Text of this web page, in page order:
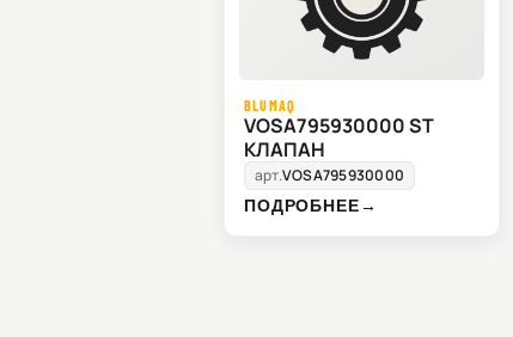
BLUMAQ
VOSA795930000 ST
КЛАПАН
арт.VOSA795930000
ПОДРОБНЕЕ→